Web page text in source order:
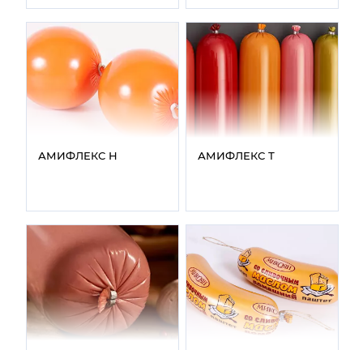
АМИФЛЕКС Н АМИФЛЕКС Т